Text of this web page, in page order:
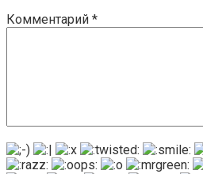
Комментарий *